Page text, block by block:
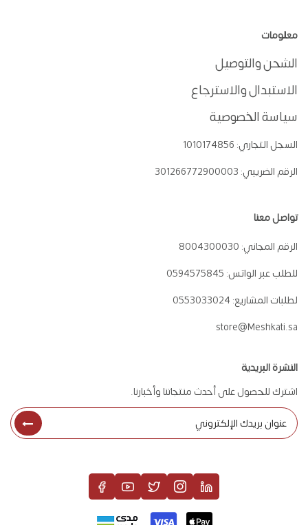
معلومات
الشحن والتوصيل
الاستبدال والاسترجاع
سياسة الخصوصية
السجل التجاري: 1010174856
الرقم الضريبي: 301266772900003
تواصل معنا
الرقم المجاني: 8004300030
للطلب عبر الواتس: 0594575845
لطلبات المشاريع: 0553033024
store@Meshkati.sa
النشرة البريدية
اشترك للحصول على أحدث منتجاتنا وأخبارنا.